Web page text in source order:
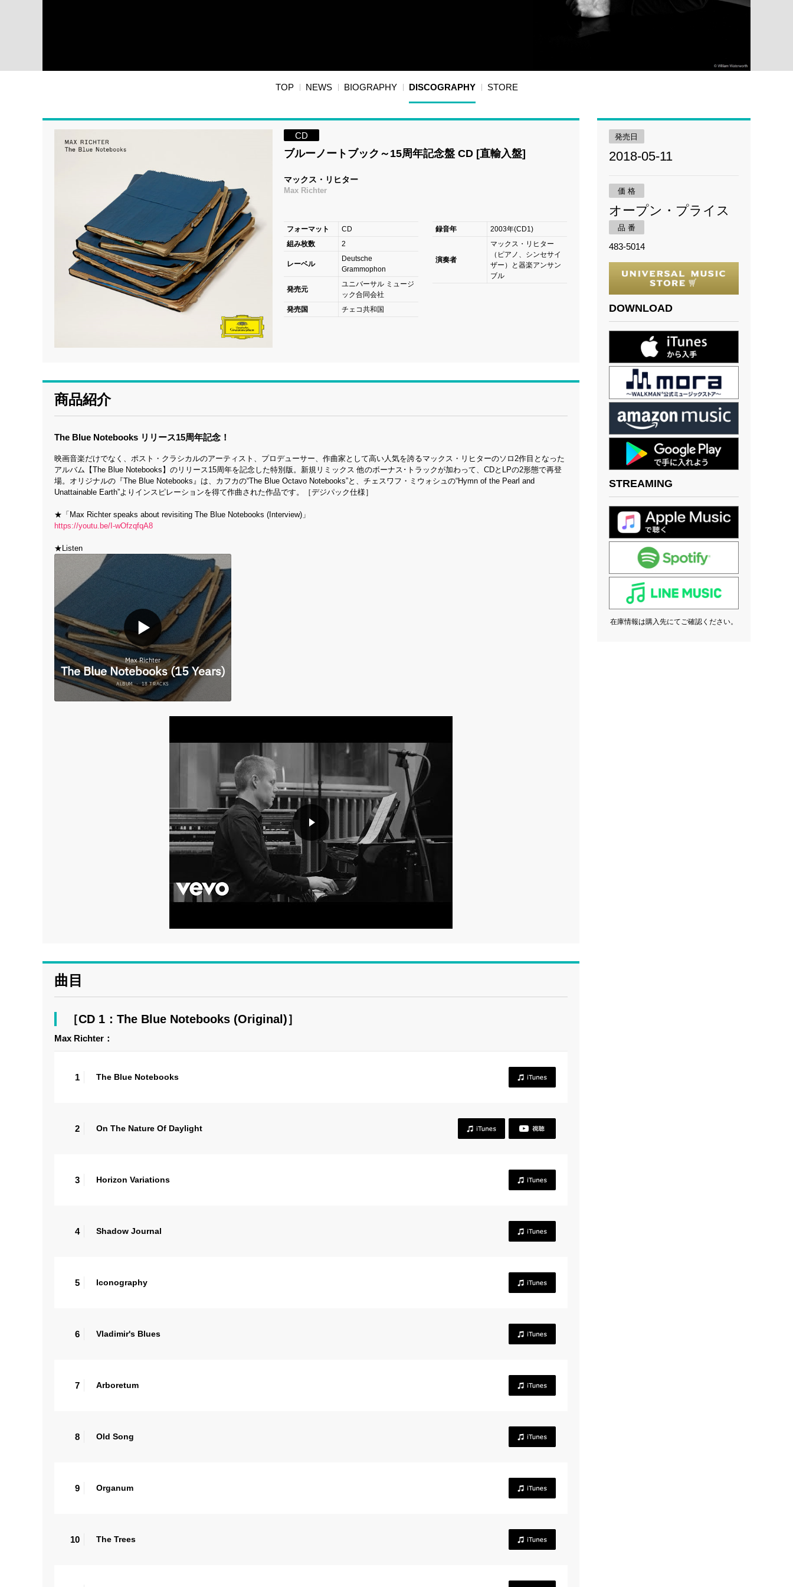
TOP NEWS BIOGRAPHY DISCOGRAPHY STORE
CD
ブルーノートブック～15周年記念盤 CD [直輸入盤]
マックス・リヒター
Max Richter
フォーマット
CD
組み枚数
2
レーベル
Deutsche
Grammophon
発売元
ユニバーサル ミュージ
ック合同会社
発売国
チェコ共和国
録音年 2003年(CD1)
演奏者
マックス・リヒター
（ピアノ、シンセサイ
ザー）と器楽アンサン
ブル
商品紹介
The Blue Notebooks リリース15周年記念！
映画音楽だけでなく、ポスト・クラシカルのアーティスト、プロデューサー、作曲家として高い人気を誇るマックス・リヒターのソロ2作目となった
アルバム【The Blue Notebooks】のリリース15周年を記念した特別版。新規リミックス 他のボーナス･トラックが加わって、CDとLPの2形態で再登
場。オリジナルの『The Blue Notebooks』は、カフカの“The Blue Octavo Notebooks”と、チェスワフ・ミウォシュの“Hymn of the Pearl and
Unattainable Earth”よりインスピレーションを得て作曲された作品です。［デジパック仕様］
★「Max Richter speaks about revisiting The Blue Notebooks (Interview)」
https://youtu.be/I-wOfzqfqA8
★Listen
曲目
［CD 1：The Blue Notebooks (Original)］
Max Richter：
1 The Blue Notebooks
2 On The Nature Of Daylight
3 Horizon Variations
4 Shadow Journal
5 Iconography
6 Vladimir's Blues
7 Arboretum
8 Old Song
9 Organum
10 The Trees
発売日
2018-05-11
価 格
オープン・プライス
品 番
483-5014
DOWNLOAD
STREAMING
在庫情報は購入先にてご確認ください。